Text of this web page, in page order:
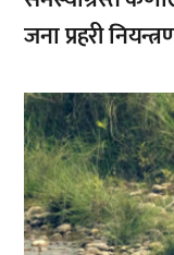
जना प्रहरी
,